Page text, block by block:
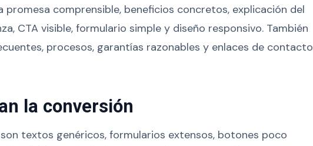
promesa comprensible, beneficios concretos, explicación del
CTA visible, formulario simple y diseño responsivo. También
procesos, garantías razonables y enlaces de contacto
la conversión
textos genéricos, formularios extensos, botones poco